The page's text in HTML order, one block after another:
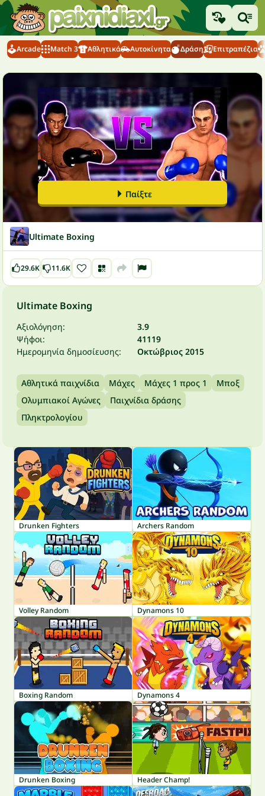
Arcade Match 3 Αθλητικά Αυτοκίνητα Δράση Επιτραπέζια
Παίξτε
Ultimate Boxing
29.6K 11.6K
Ultimate Boxing
Αξιολόγηση:
3.9
Ψήφοι:
41119
Ημερομηνία δημοσίευσης:
Οκτώβριος 2015
Αθλητικά παιχνίδια Μάχες Μάχες 1 προς 1
Μποξ
Ολυμπιακοί Αγώνες
Παιχνίδια δράσης
Πληκτρολογίου
Drunken Fighters Archers Random
Volley Random Dynamons 10
Boxing Random Dynamons 4
Drunken Boxing Header Champ!